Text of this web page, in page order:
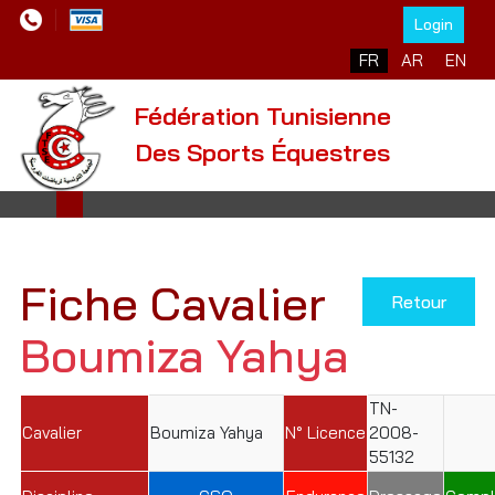
Login
Sélectionnez votre
FR AR EN
Fédération Tunisienne
Des Sports Équestres
Retour
Fiche Cavalier
Boumiza Yahya
Cavalier Boumiza Yahya N° Licence
TN-
2008-
55132